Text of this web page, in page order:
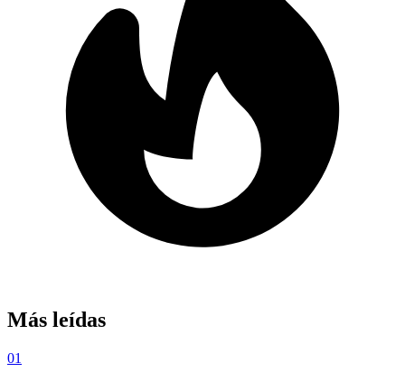
Más leídas
01